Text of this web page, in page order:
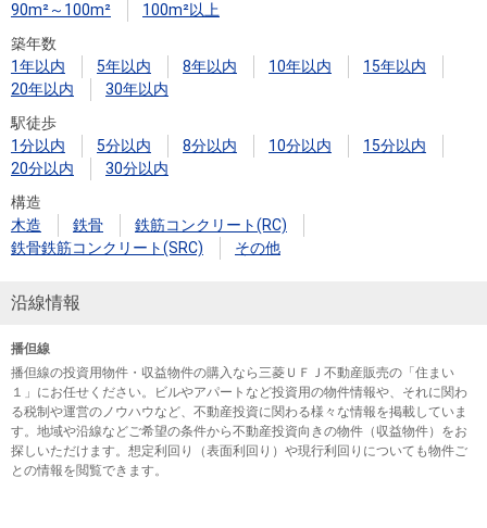
90m²～100m²
100m²以上
築年数
1年以内
5年以内 8年以内 10年以内
15年以内
20年以内
30年以内
駅徒歩
1分以内
5分以内 8分以内 10分以内
15分以内
20分以内
30分以内
構造
木造
鉄骨
鉄筋コンクリート(RC)
鉄骨鉄筋コンクリート(SRC)
その他
沿線情報
播但線
播但線の投資用物件・収益物件の購入なら三菱ＵＦＪ不動産販売の「住まい
１」にお任せください。ビルやアパートなど投資用の物件情報や、それに関わ
る税制や運営のノウハウなど、不動産投資に関わる様々な情報を掲載していま
す。地域や沿線などご希望の条件から不動産投資向きの物件（収益物件）をお
探しいただけます。想定利回り（表面利回り）や現行利回りについても物件ご
との情報を閲覧できます。